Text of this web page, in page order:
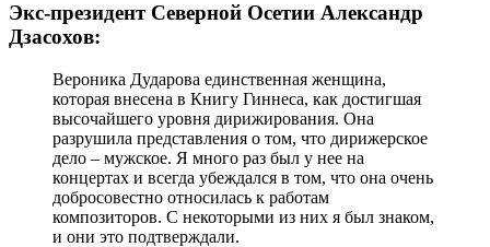
Экс-президент Северной Осетии Александр
Дзасохов:
Вероника Дударова единственная женщина,
которая внесена в Книгу Гиннеса, как достигшая
высочайшего уровня дирижирования. Она
разрушила представления о том, что дирижерское
дело – мужское. Я много раз был у нее на
концертах и всегда убеждался в том, что она очень
добросовестно относилась к работам
композиторов. С некоторыми из них я был знаком,
и они это подтверждали.